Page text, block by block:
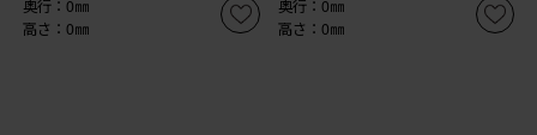
奥行：0㎜
高さ：0㎜
奥行：0㎜
高さ：0㎜